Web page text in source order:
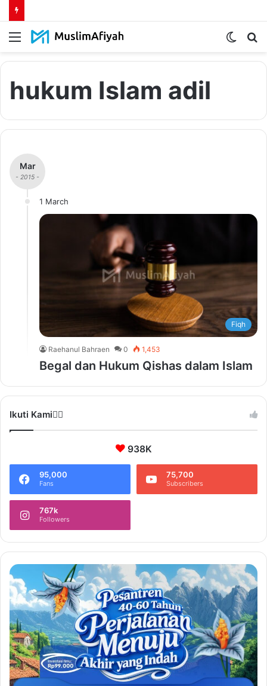
Menu
Switch
hukum Islam adil
Mar
- 2015 -
1 March
Fiqh
Raehanul Bahraen 0 1,453
Begal dan Hukum Qishas dalam Islam
Ikuti Kami❤️‍🔥
938K
95,000
Fans
75,700
Subscribers
767k
Followers